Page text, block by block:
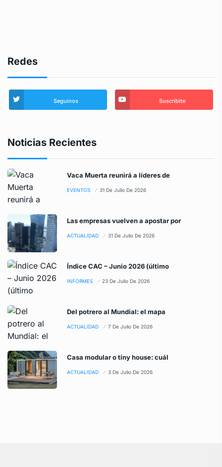
Redes
Seguinos Suscribite
Noticias Recientes
Vaca Muerta reunirá a líderes de
EVENTOS 31 De Julio De 2026
Las empresas vuelven a apostar por
ACTUALIDAD 31 De Julio De 2026
Índice CAC – Junio 2026 (último
INFORMES 23 De Julio De 2026
Del potrero al Mundial: el mapa
ACTUALIDAD 7 De Julio De 2026
Casa modular o tiny house: cuál
ACTUALIDAD 3 De Julio De 2026